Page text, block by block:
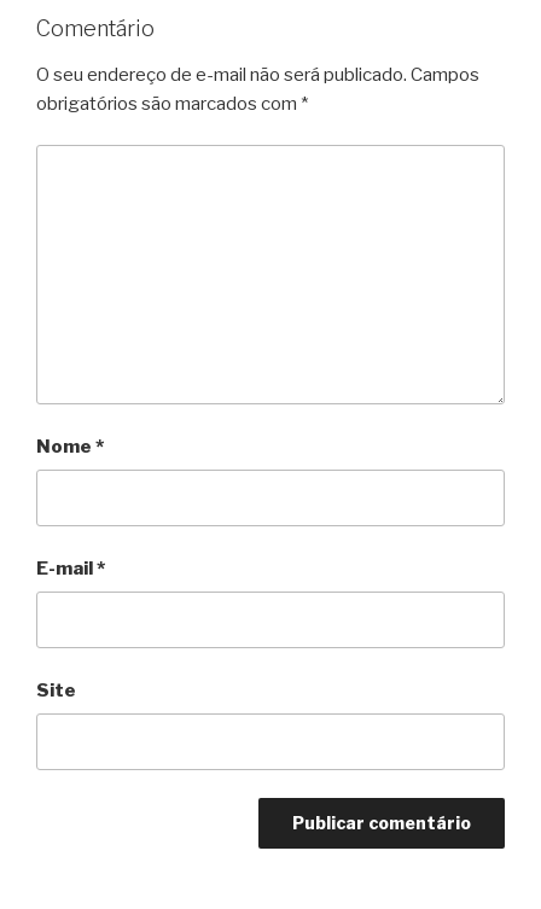
Comentário
O seu endereço de e-mail não será publicado. Campos
obrigatórios são marcados com *
Nome *
E-mail*
Site